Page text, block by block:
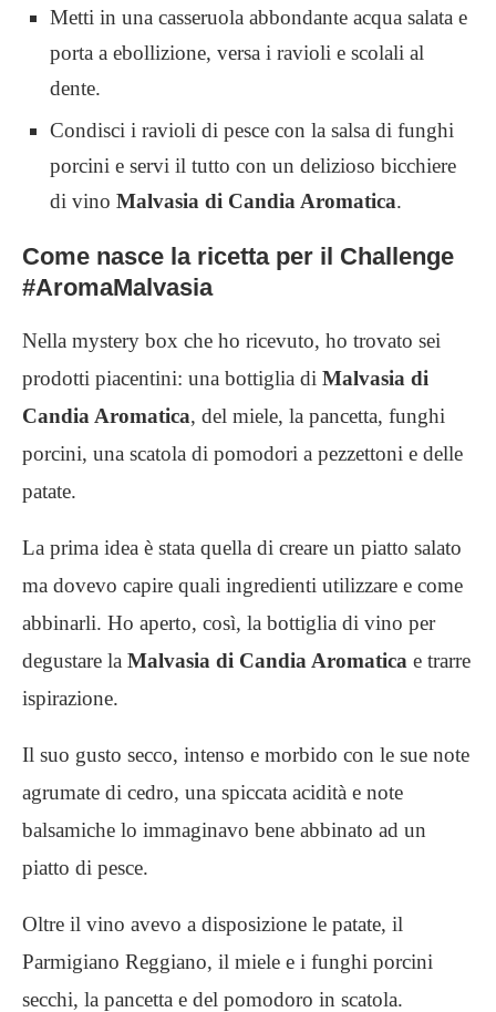
Metti in una casseruola abbondante acqua salata e
porta a ebollizione, versa i ravioli e scolali al
dente.
Condisci i ravioli di pesce con la salsa di funghi
porcini e servi il tutto con un delizioso bicchiere
di vino Malvasia di Candia Aromatica.
Come nasce la ricetta per il Challenge
#AromaMalvasia
Nella mystery box che ho ricevuto, ho trovato sei
prodotti piacentini: una bottiglia di Malvasia di
Candia Aromatica, del miele, la pancetta, funghi
porcini, una scatola di pomodori a pezzettoni e delle
patate.
La prima idea è stata quella di creare un piatto salato
ma dovevo capire quali ingredienti utilizzare e come
abbinarli. Ho aperto, così, la bottiglia di vino per
degustare la Malvasia di Candia Aromatica e trarre
ispirazione.
Il suo gusto secco, intenso e morbido con le sue note
agrumate di cedro, una spiccata acidità e note
balsamiche lo immaginavo bene abbinato ad un
piatto di pesce.
Oltre il vino avevo a disposizione le patate, il
Parmigiano Reggiano, il miele e i funghi porcini
secchi, la pancetta e del pomodoro in scatola.